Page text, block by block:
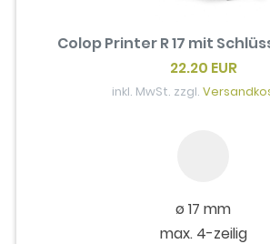
Colop Printer R 17 mit
22.20 EUR
inkl. MwSt. zzgl.
ø 17 mm
max. 4-zeilig